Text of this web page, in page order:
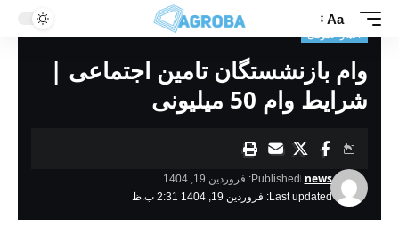
Aa
وام بازنشستگان تامین اجتماعی |
شرایط وام 50 میلیونی
Last updated: فروردین 19, 1404 2:31 ب.ظ
news Published: فروردین 19, 1404